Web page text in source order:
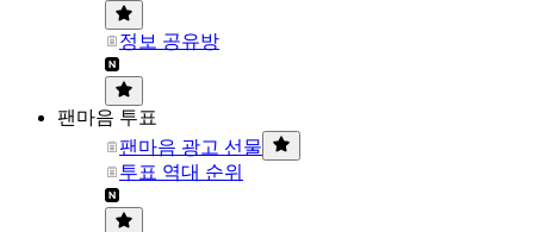
정보 공유방
팬마음 투표
팬마음 광고 선물
투표 역대 순위